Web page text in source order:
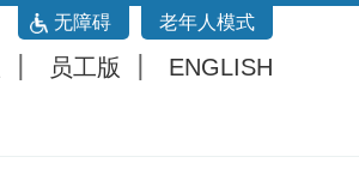
无障碍 老年人模式
员工版 ENGLISH